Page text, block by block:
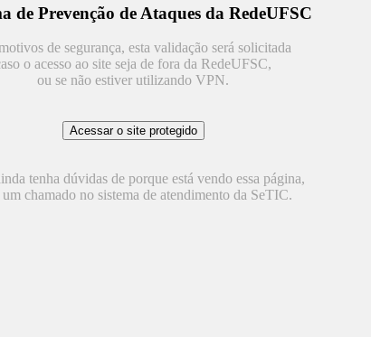
de Prevenção de Ataques da RedeUFSC
de segurança, esta validação será solicitada
o acesso ao site seja de fora da RedeUFSC,
ou se não estiver utilizando VPN.
tenha dúvidas de porque está vendo essa página,
um chamado no sistema de atendimento da SeTIC.